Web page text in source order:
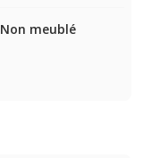
Non meublé